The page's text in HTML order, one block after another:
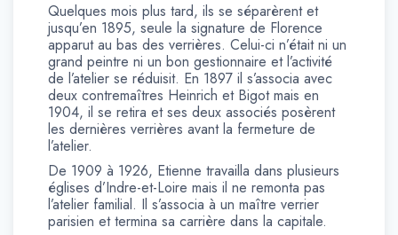
Quelques mois plus tard, ils se séparèrent et
jusqu’en 1895, seule la signature de Florence
apparut au bas des verrières. Celui-ci n’était ni un
grand peintre ni un bon gestionnaire et l’activité
de l’atelier se réduisit. En 1897 il s’associa avec
deux contremaîtres Heinrich et Bigot mais en
1904, il se retira et ses deux associés posèrent
les dernières verrières avant la fermeture de
l’atelier.
De 1909 à 1926, Etienne travailla dans plusieurs
églises d’Indre-et-Loire mais il ne remonta pas
l’atelier familial. Il s’associa à un maître verrier
parisien et termina sa carrière dans la capitale.